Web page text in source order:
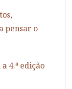
pensar o
4.ª edição